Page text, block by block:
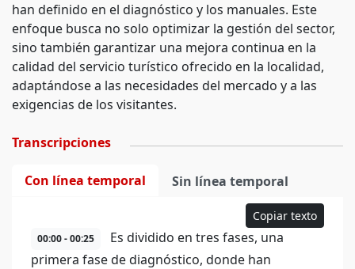
han definido en el diagnóstico y los manuales. Este
enfoque busca no solo optimizar la gestión del sector,
sino también garantizar una mejora continua en la
calidad del servicio turístico ofrecido en la localidad,
adaptándose a las necesidades del mercado y a las
exigencias de los visitantes.
Transcripciones
Con línea temporal Sin línea temporal
Copiar texto
00:00 - 00:25
Es dividido en tres fases, una
primera fase de diagnóstico, donde han